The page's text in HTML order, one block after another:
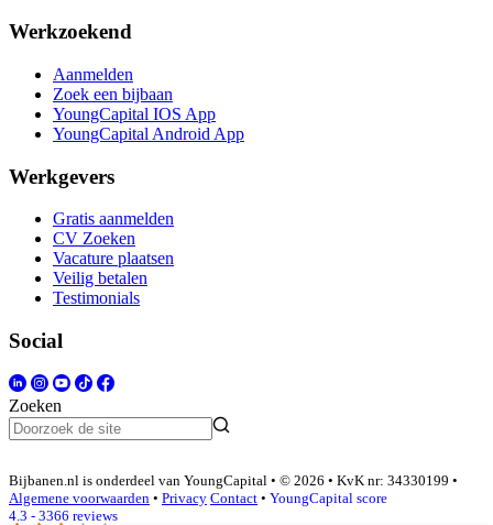
Werkzoekend
Aanmelden
Zoek een bijbaan
YoungCapital IOS App
YoungCapital Android App
Werkgevers
Gratis aanmelden
CV Zoeken
Vacature plaatsen
Veilig betalen
Testimonials
Social
Zoeken
Bijbanen.nl is onderdeel van YoungCapital • © 2026 • KvK nr: 34330199 •
Algemene voorwaarden • Privacy Contact • YoungCapital score
4.3 - 3366 reviews